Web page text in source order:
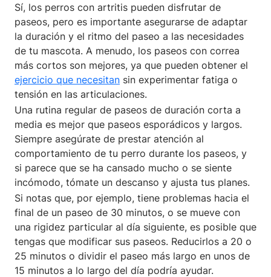
Sí, los perros con artritis pueden disfrutar de
paseos, pero es importante asegurarse de adaptar
la duración y el ritmo del paseo a las necesidades
de tu mascota. A menudo, los paseos con correa
más cortos son mejores, ya que pueden obtener el
ejercicio que necesitan sin experimentar fatiga o
tensión en las articulaciones.
Una rutina regular de paseos de duración corta a
media es mejor que paseos esporádicos y largos.
Siempre asegúrate de prestar atención al
comportamiento de tu perro durante los paseos, y
si parece que se ha cansado mucho o se siente
incómodo, tómate un descanso y ajusta tus planes.
Si notas que, por ejemplo, tiene problemas hacia el
final de un paseo de 30 minutos, o se mueve con
una rigidez particular al día siguiente, es posible que
tengas que modificar sus paseos. Reducirlos a 20 o
25 minutos o dividir el paseo más largo en unos de
15 minutos a lo largo del día podría ayudar.